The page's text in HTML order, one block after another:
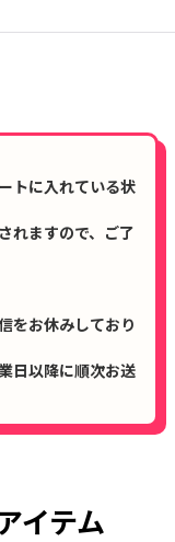
トに入れている状
れますので、ご了
をお休みしており
日以降に順次お送
イテム